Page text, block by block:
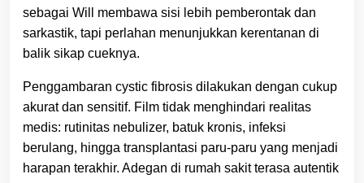
sebagai Will membawa sisi lebih pemberontak dan
sarkastik, tapi perlahan menunjukkan kerentanan di
balik sikap cueknya.
Penggambaran cystic fibrosis dilakukan dengan cukup
akurat dan sensitif. Film tidak menghindari realitas
medis: rutinitas nebulizer, batuk kronis, infeksi
berulang, hingga transplantasi paru-paru yang menjadi
harapan terakhir. Adegan di rumah sakit terasa autentik